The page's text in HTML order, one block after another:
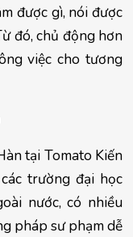
được gì, nói được
đó, chủ động hơn
việc cho tương
tại Tomato Kiến
trường đại học
nước, có nhiều
pháp sư phạm dễ